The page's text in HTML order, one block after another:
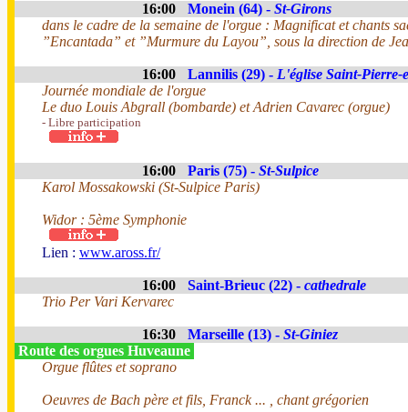
16:00 Monein (64) - St-Girons
dans le cadre de la semaine de l'orgue : Magnificat et chants
”Encantada” et ”Murmure du Layou”, sous la direction de
16:00 Lannilis (29) - L'église Saint-Pierre-
Journée mondiale de l'orgue
Le duo Louis Abgrall (bombarde) et Adrien Cavarec (orgue)
- Libre participation
16:00 Paris (75) - St-Sulpice
Karol Mossakowski (St-Sulpice Paris)
Widor : 5ème Symphonie
Lien : www.aross.fr/
16:00 Saint-Brieuc (22) - cathedrale
Trio Per Vari Kervarec
16:30 Marseille (13) - St-Giniez
Route des orgues Huveaune
Orgue flûtes et soprano
Oeuvres de Bach père et fils, Franck ... , chant grégorien